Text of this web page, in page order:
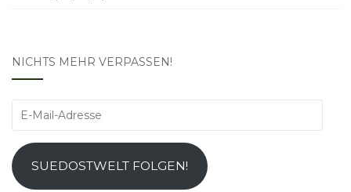
NICHTS MEHR VERPASSEN!
E-
Adresse
SUEDOSTWELT FOLGEN!